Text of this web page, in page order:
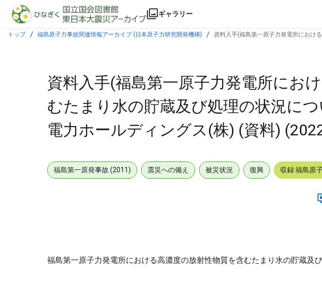
本文に飛ぶ
ギャラリー
トップ 福島原子力事故関連情報アーカイブ (日本原子力研究開発機構)
資料入手(福島第一原子力発電所におけ
資料入手(福島第一原子力発電所にお
むたまり水の貯蔵及び処理の状況に
電力ホールディングス(株) (資料)
福島第一原発事故 (2011) 震災への備え 被災状況 復興 収録:福島原
福島第一原子力発電所における高濃度の放射性物質を含むたまり水の貯蔵及